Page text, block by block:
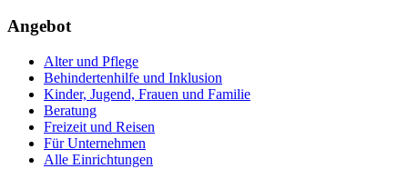
Angebot
Alter und Pflege
Behindertenhilfe und Inklusion
Kinder, Jugend, Frauen und Familie
Beratung
Freizeit und Reisen
Für Unternehmen
Alle Einrichtungen